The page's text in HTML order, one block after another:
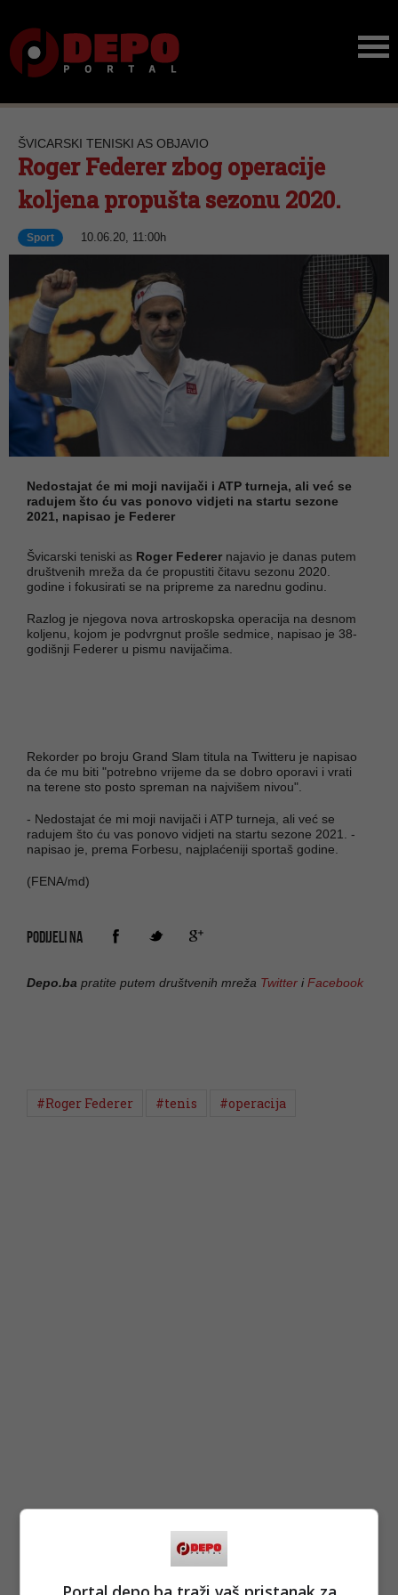
ŠVICARSKI TENISKI AS OBJAVIO
Roger Federer zbog operacije
koljena propušta sezonu 2020.
Sport 10.06.20, 11:00h
Nedostajat će mi moji navijači i ATP turneja, ali već se
radujem što ću vas ponovo vidjeti na startu sezone
2021, napisao je Federer
Švicarski teniski as Roger Federer najavio je danas putem
društvenih mreža da će propustiti čitavu sezonu 2020.
godine i fokusirati se na pripreme za narednu godinu.
Razlog je njegova nova artroskopska operacija na desnom
koljenu, kojom je podvrgnut prošle sedmice, napisao je 38-
godišnji Federer u pismu navijačima.
Rekorder po broju Grand Slam titula na Twitteru je napisao
da će mu biti "potrebno vrijeme da se dobro oporavi i vrati
na terene sto posto spreman na najvišem nivou".
- Nedostajat će mi moji navijači i ATP turneja, ali već se
radujem što ću vas ponovo vidjeti na startu sezone 2021. -
napisao je, prema Forbesu, najplaćeniji sportaš godine.
(FENA/md)
PODIJELI NA
Depo.ba pratite putem društvenih mreža Twitter iFacebook
#Roger Federer #tenis #operacija